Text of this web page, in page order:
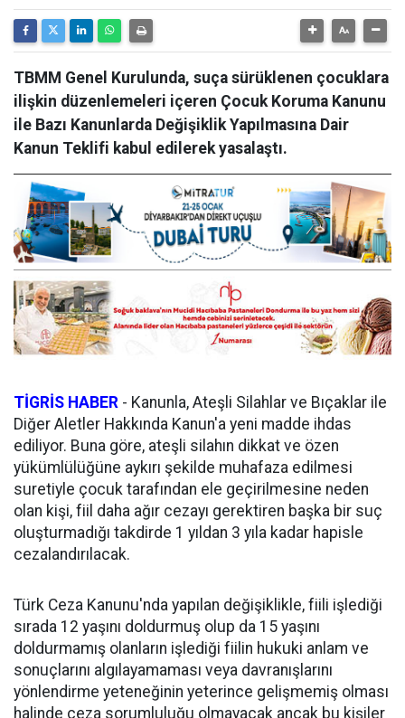
TBMM Genel Kurulunda, suça sürüklenen çocuklara
ilişkin düzenlemeleri içeren Çocuk Koruma Kanunu
ile Bazı Kanunlarda Değişiklik Yapılmasına Dair
Kanun Teklifi kabul edilerek yasalaştı.
TİGRİS HABER - Kanunla, Ateşli Silahlar ve Bıçaklar ile
Diğer Aletler Hakkında Kanun'a yeni madde ihdas
ediliyor. Buna göre, ateşli silahın dikkat ve özen
yükümlülüğüne aykırı şekilde muhafaza edilmesi
suretiyle çocuk tarafından ele geçirilmesine neden
olan kişi, fiil daha ağır cezayı gerektiren başka bir suç
oluşturmadığı takdirde 1 yıldan 3 yıla kadar hapisle
cezalandırılacak.
Türk Ceza Kanunu'nda yapılan değişiklikle, fiili işlediği
sırada 12 yaşını doldurmuş olup da 15 yaşını
doldurmamış olanların işlediği fiilin hukuki anlam ve
sonuçlarını algılayamaması veya davranışlarını
yönlendirme yeteneğinin yeterince gelişmemiş olması
halinde ceza sorumluluğu olmayacak ancak bu kişiler